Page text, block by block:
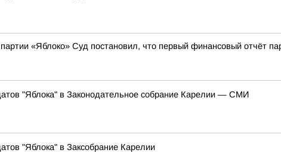
«Яблоко» Суд постановил, что первый финансовый отчёт
"Яблока" в Законодательное собрание Карелии — СМИ
"Яблока" в Заксобрание Карелии